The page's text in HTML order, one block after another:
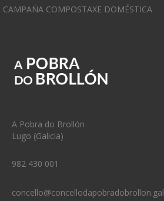
CAMPAÑA COMPOSTAXE DOMÉSTICA
A Pobra do Brollón
Lugo (Galicia)
982 430 001
concello@concellodapobradobrollon.gal